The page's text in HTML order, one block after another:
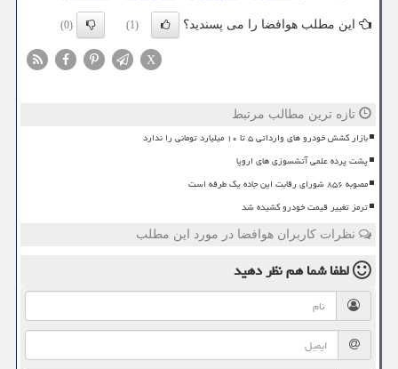
این مطلب هوافضا را می پسندید؟ (1)
(0)
X
تازه ترین مطالب مرتبط
بازار کشش خودرو های وارداتی ۵ تا ۱۰ میلیارد تومانی را ندارد
پشت پرده علمی آتشسوزی های اروپا
مصوبه ۸۵۶ شورای رقابت این جاده یک طرفه است
ترمز تغییر قیمت خودرو کشیده شد
نظرات کاربران هوافضا در مورد این مطلب
لطفا شما همنظر دهید